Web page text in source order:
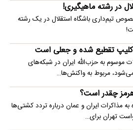
در رشته ماهیگیری!
تیم‌داری باشگاه استقلال در یک رشته
کلیپ تقطیع شده و جعلی است
موسوم به حزب‌الله ایران در شبکه‌های
مربوط به واکنش‌ها…
چقدر است؟
به مذاکرات ایران و عمان درباره تردد کشتی‌ها
تهران برای…